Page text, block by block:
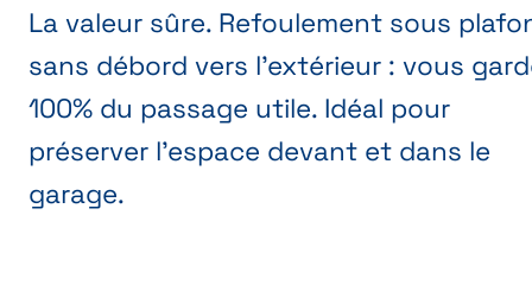
La valeur sûre. Refoulement sous
sans débord vers l’extérieur : vous
100% du passage utile. Idéal pour
préserver l’espace devant et dans le
garage.